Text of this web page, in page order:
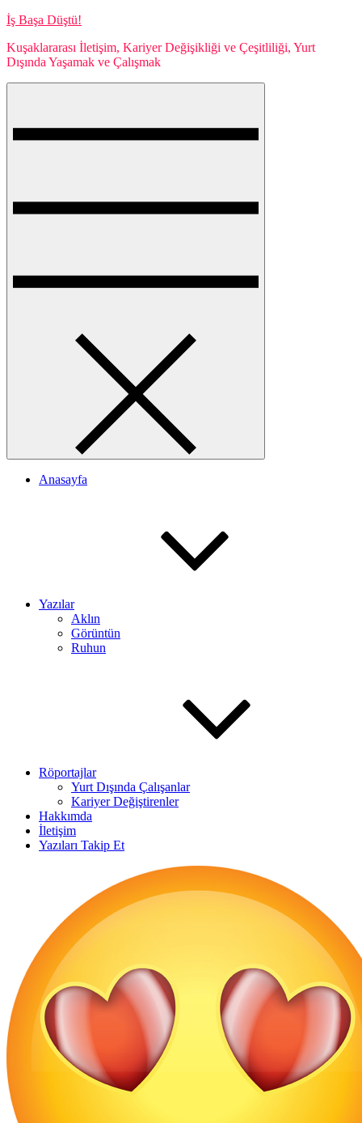
Skip
content
İş Başa Düştü!
Kuşaklararası İletişim, Kariyer Değişikliği ve Çeşitliliği, Yurt
Dışında Yaşamak ve Çalışmak
Anasayfa
Yazılar
Aklın
Görüntün
Ruhun
Röportajlar
Yurt Dışında Çalışanlar
Kariyer Değiştirenler
Hakkımda
İletişim
Yazıları Takip Et